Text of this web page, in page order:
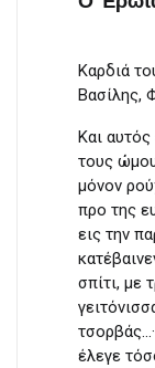
Καρδιά
Βασίλης,
Και
τους
μόνον
προ της
εις την
σπίτι, με
έλεγε